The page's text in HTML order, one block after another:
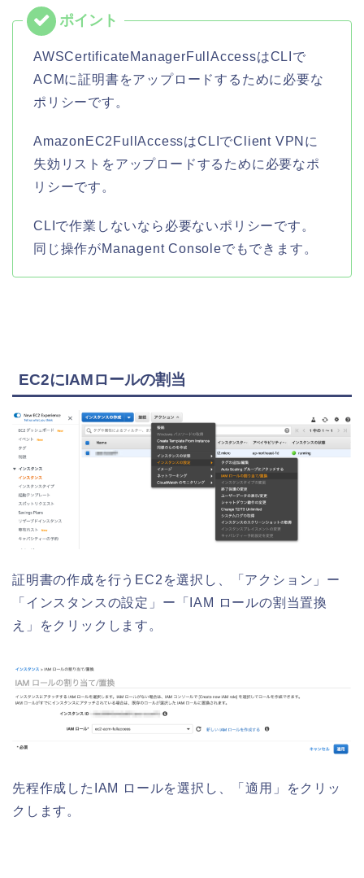
AWSCertificateManagerFullAccessはCLIで
ACMに証明書をアップロードするために必要な
ポリシーです。
AmazonEC2FullAccessはCLIでClient VPNに
失効リストをアップロードするために必要なポ
リシーです。
CLIで作業しないなら必要ないポリシーです。
同じ操作がManagent Consoleでもできます。
EC2にIAMロールの割当
証明書の作成を行うEC2を選択し、「アクション」ー
「インスタンスの設定」ー「IAM ロールの割当置換
え」をクリックします。
先程作成したIAM ロールを選択し、「適用」をクリッ
クします。